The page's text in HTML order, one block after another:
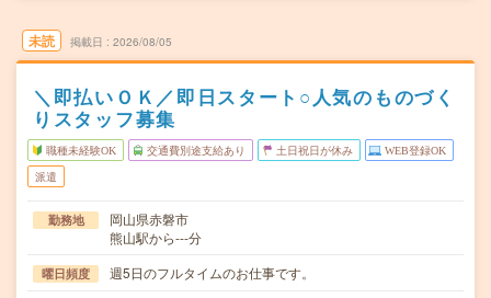
未読 掲載日 2026/08/05
＼即払いＯＫ／即日スタート○人気のものづく
りスタッフ募集
職種未経験OK 交通費別途支給あり 土日祝日が休み WEB登録OK
派遣
勤務地
岡山県赤磐市
熊山駅から---分
曜日頻度 週5日のフルタイムのお仕事です。